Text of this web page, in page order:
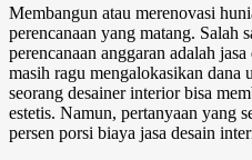
Membangun atau merenovasi
perencanaan yang matang. Salah
perencanaan anggaran adalah
masih ragu mengalokasikan dana
seorang desainer interior bisa
estetis. Namun, pertanyaan yang
persen porsi biaya jasa desain